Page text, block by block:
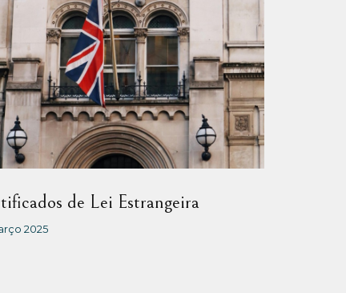
de Lei Estrangeira
2025